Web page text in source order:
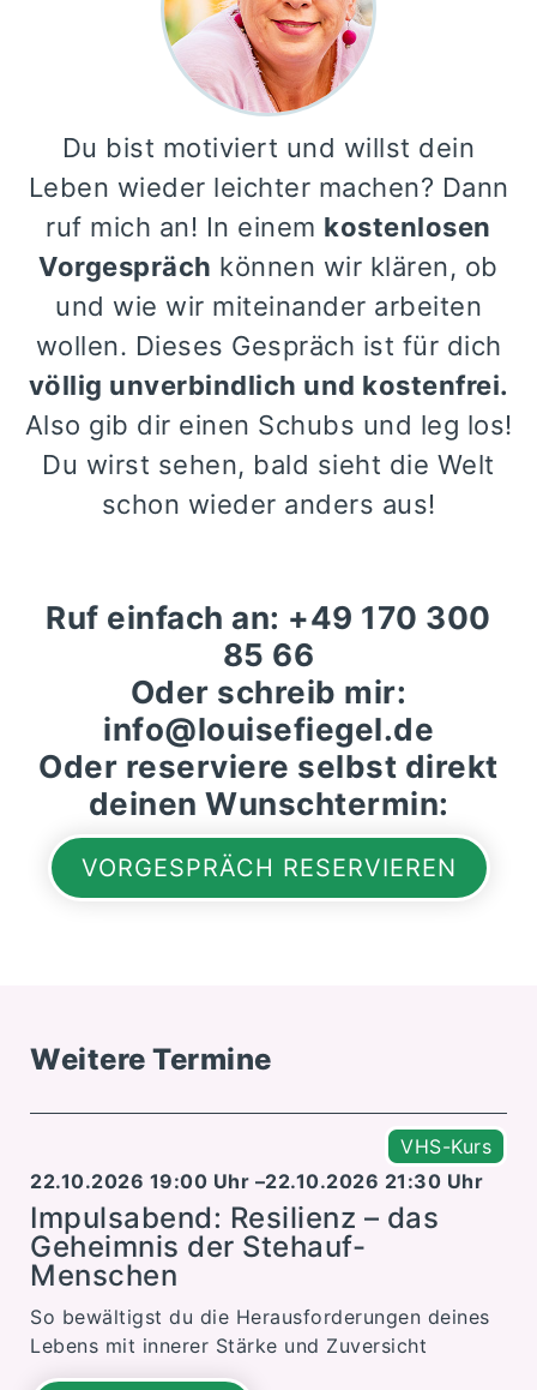
Du bist motiviert und willst dein
Leben wieder leichter machen? Dann
ruf mich an! In einem kostenlosen
Vorgespräch können wir klären, ob
und wie wir miteinander arbeiten
wollen. Dieses Gespräch ist für dich
völlig unverbindlich und kostenfrei.
Also gib dir einen Schubs und leg los!
Du wirst sehen, bald sieht die Welt
schon wieder anders aus!
Ruf einfach an: +49 170 300
85 66‬
Oder schreib mir:
info@louisefiegel.de
Oder reserviere selbst direkt
deinen Wunschtermin:
VORGESPRÄCH RESERVIEREN
Weitere Termine
VHS-Kurs
22.10.2026 19:00 Uhr –22.10.2026 21:30 Uhr
Impulsabend: Resilienz – das
Geheimnis der Stehauf-
Menschen
So bewältigst du die Herausforderungen deines
Lebens mit innerer Stärke und Zuversicht